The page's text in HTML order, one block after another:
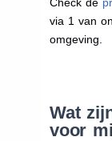
via 1 van
omgeving.
Wat
voor